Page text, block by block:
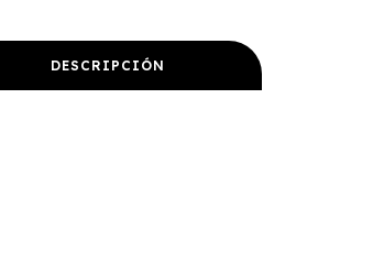
DESCRIPCIÓN